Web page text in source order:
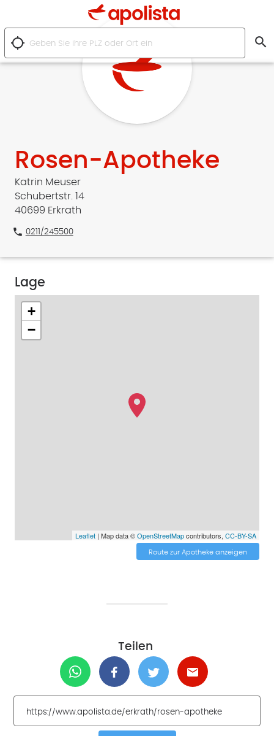
location_searching search
Rosen-Apotheke
Katrin Meuser
Schubertstr. 14
40699 Erkrath
phone 0211/245500
Lage
+
−
Leaflet| Map data ©OpenStreetMapcontributors, CC-BY-SA
Route zur Apotheke anzeigen
Teilen